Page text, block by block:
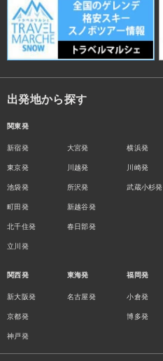
出発地から探す
関東発
新宿発
東京発
池袋発
町田発
北千住発
立川発
大宮発
川越発
所沢発
新越谷発
春日部発
横浜発
川崎発
武蔵小杉発
関西発
新大阪発
京都発
神戸発
東海発
名古屋発
福岡発
小倉発
博多発